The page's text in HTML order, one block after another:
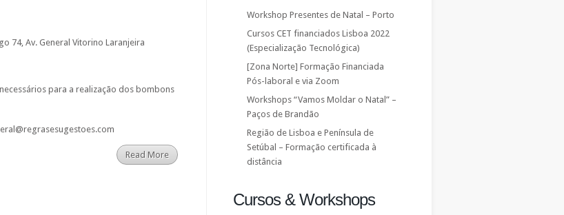
74, Av. General Vitorino Laranjeira
para a realização dos bombons
Read More
Workshop Presentes de Natal – Porto
Cursos CET financiados Lisboa 2022
(Especialização Tecnológica)
[Zona Norte] Formação Financiada
Pós-laboral e via Zoom
Workshops “Vamos Moldar o Natal” –
Paços de Brandão
Região de Lisboa e Península de
Setúbal – Formação certificada à
distância
Cursos & Workshops